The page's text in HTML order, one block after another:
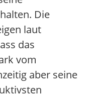
Die
laut
das
vom
aber seine